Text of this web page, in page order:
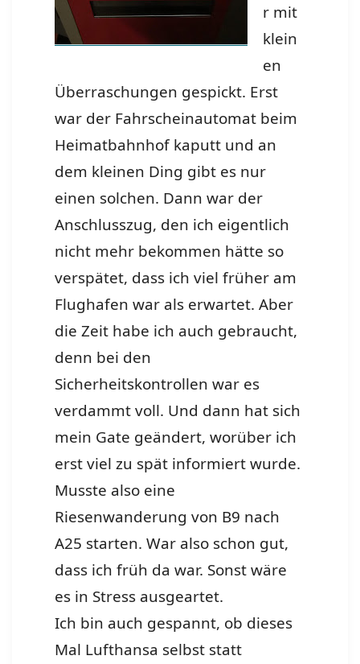
r mit
klein
en
Überraschungen gespickt. Erst
war der Fahrscheinautomat beim
Heimatbahnhof kaputt und an
dem kleinen Ding gibt es nur
einen solchen. Dann war der
Anschlusszug, den ich eigentlich
nicht mehr bekommen hätte so
verspätet, dass ich viel früher am
Flughafen war als erwartet. Aber
die Zeit habe ich auch gebraucht,
denn bei den
Sicherheitskontrollen war es
verdammt voll. Und dann hat sich
mein Gate geändert, worüber ich
erst viel zu spät informiert wurde.
Musste also eine
Riesenwanderung von B9 nach
A25 starten. War also schon gut,
dass ich früh da war. Sonst wäre
es in Stress ausgeartet.
Ich bin auch gespannt, ob dieses
Mal Lufthansa selbst statt